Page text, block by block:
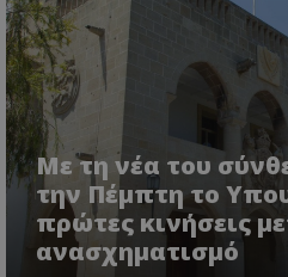
Με τη νέα του
την Πέμπτη το
πρώτες κινήσεις
ανασχηματισμό